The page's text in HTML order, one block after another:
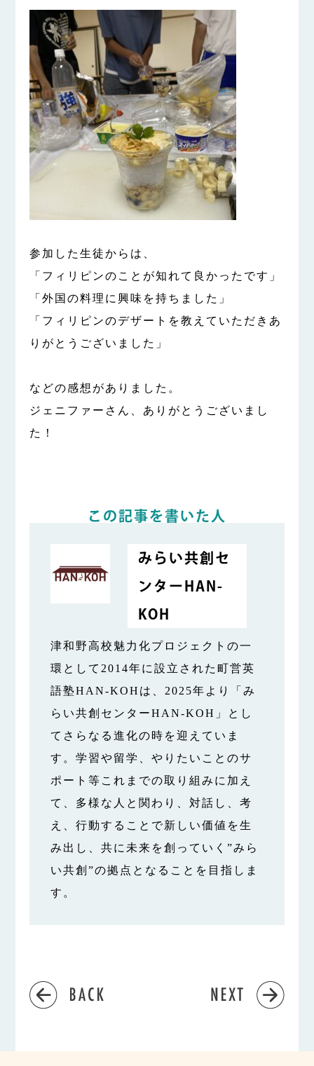
参加した生徒からは、
「フィリピンのことが知れて良かったです」
「外国の料理に興味を持ちました」
「フィリピンのデザートを教えていただきあ
りがとうございました」
などの感想がありました。
ジェニファーさん、ありがとうございまし
た！
この記事を書いた人
みらい共創セ
ンターHAN-
KOH
津和野高校魅力化プロジェクトの一
環として2014年に設立された町営英
語塾HAN-KOHは、2025年より「み
らい共創センターHAN-KOH」とし
てさらなる進化の時を迎えていま
す。学習や留学、やりたいことのサ
ポート等これまでの取り組みに加え
て、多様な人と関わり、対話し、考
え、行動することで新しい価値を生
み出し、共に未来を創っていく”みら
い共創”の拠点となることを目指しま
す。